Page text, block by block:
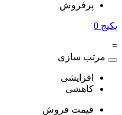
پرفروش
پکیج 0
=
مرتب سازی
افزایشی
کاهشی
قیمت فروش